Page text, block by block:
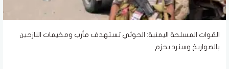
القوات المسلحة اليمنية: الحوثي تستهدف مأرب ومخيمات النازحين
بالصواريخ وسنرد بحزم